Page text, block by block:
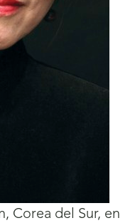
Corea del Sur, en